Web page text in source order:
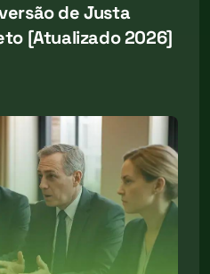
de Justa
[Atualizado 2026]